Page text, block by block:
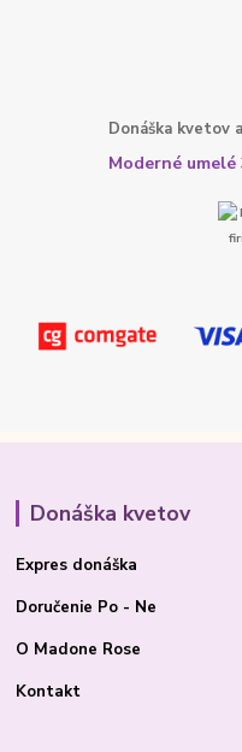
Donáška kvetov
Moderné
Donáška kvetov
Expres donáška
Doručenie Po - Ne
O Madone Rose
Kontakt